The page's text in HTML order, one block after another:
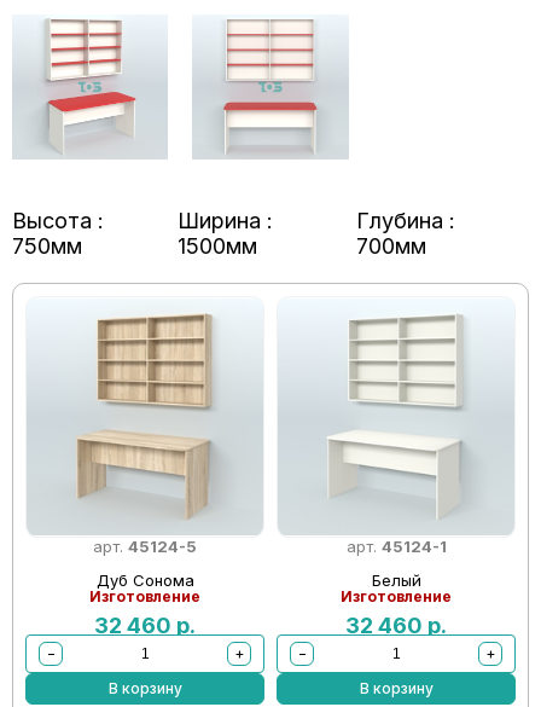
Высота :
750мм
Ширина :
1500мм
Глубина :
700мм
арт. 45124-5
Дуб Сонома
Изготовление
32 460 р.
−
+
В корзину
арт. 45124-1
Белый
Изготовление
32 460 р.
−
+
В корзину